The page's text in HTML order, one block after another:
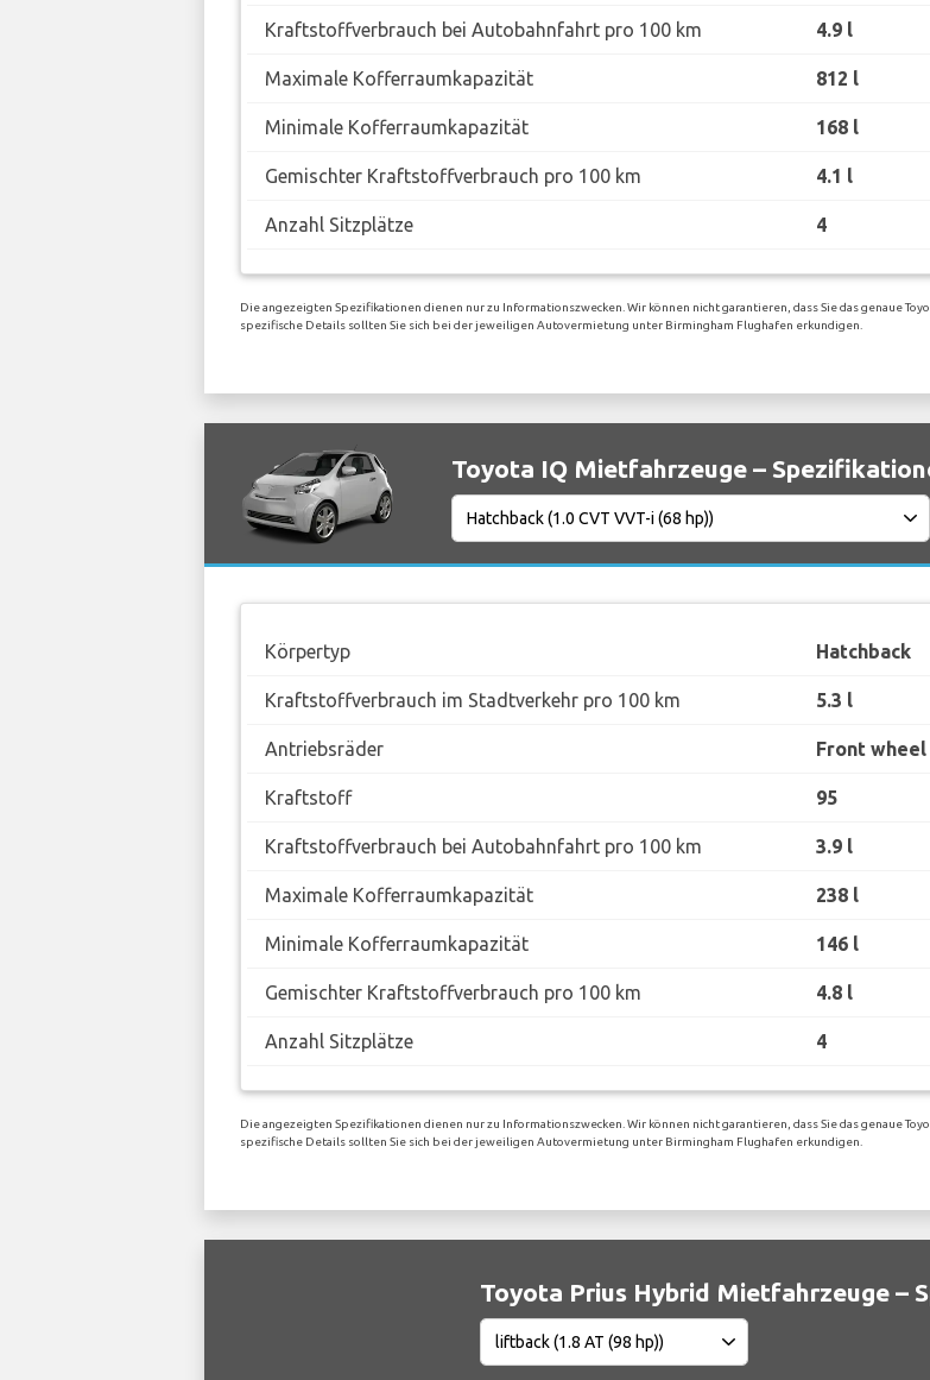
Kraftstoffverbrauch bei Autobahnfahrt pro 100 km 4.9 l
Maximale Kofferraumkapazität 812 l
Minimale Kofferraumkapazität 168 l
Gemischter Kraftstoffverbrauch pro 100 km 4.1 l
Anzahl Sitzplätze 4
Die angezeigten Spezifikationen dienen nur zu Informationszwecken. Wir können nicht garantieren, dass Sie das genaue
spezifische Details sollten Sie sich bei der jeweiligen Autovermietung unter Birmingham Flughafen erkundigen.
Toyota IQ Mietfahrzeuge –
Körpertyp Hatchback
Kraftstoffverbrauch im Stadtverkehr pro 100 km 5.3 l
Antriebsräder Front
Kraftstoff 95
Kraftstoffverbrauch bei Autobahnfahrt pro 100 km 3.9 l
Maximale Kofferraumkapazität 238 l
Minimale Kofferraumkapazität 146 l
Gemischter Kraftstoffverbrauch pro 100 km 4.8 l
Anzahl Sitzplätze 4
Die angezeigten Spezifikationen dienen nur zu Informationszwecken. Wir können nicht garantieren, dass Sie das genaue
spezifische Details sollten Sie sich bei der jeweiligen Autovermietung unter Birmingham Flughafen erkundigen.
Toyota Prius Hybrid Mietfahrzeuge –